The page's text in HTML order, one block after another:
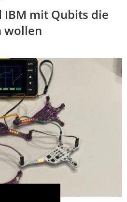
IBM mit Qubits die
wollen